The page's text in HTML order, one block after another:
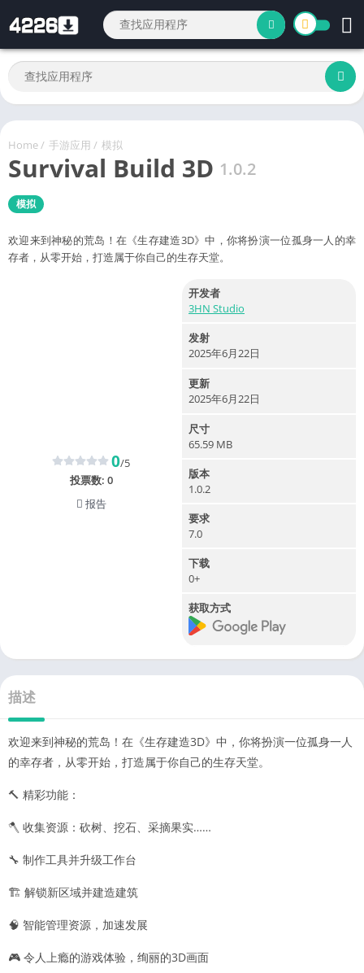
Home/ 手游应用 / 模拟
Survival Build 3D 1.0.2
模拟
欢迎来到神秘的荒岛！在《生存建造3D》中，你将扮演一位孤身一人的幸
存者，从零开始，打造属于你自己的生存天堂。
0/5
投票数: 0
报告
开发者
3HN Studio
发射
2025年6月22日
更新
2025年6月22日
尺寸
65.59 MB
版本
1.0.2
要求
7.0
下载
0+
获取方式
描述
欢迎来到神秘的荒岛！在《生存建造3D》中，你将扮演一位孤身一人
的幸存者，从零开始，打造属于你自己的生存天堂。
🔨 精彩功能：
🪓 收集资源：砍树、挖石、采摘果实……
🔧 制作工具并升级工作台
🏗️ 解锁新区域并建造建筑
🧠 智能管理资源，加速发展
🎮 令人上瘾的游戏体验，绚丽的3D画面